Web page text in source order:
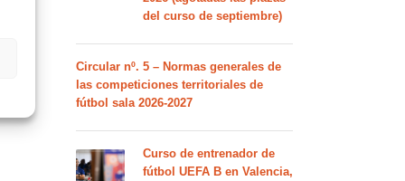
del curso de septiembre)
Circular nº. 5 – Normas generales de
las competiciones territoriales de
fútbol sala 2026-2027
Curso de entrenador de
fútbol UEFA B en Valencia,